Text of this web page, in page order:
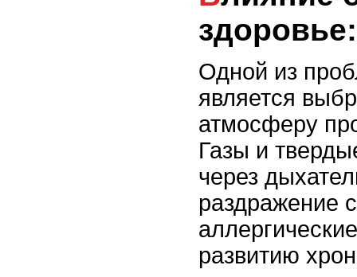
здоровье:
Одной из
является
атмосферу
Газы и
через
раздражение
развитию